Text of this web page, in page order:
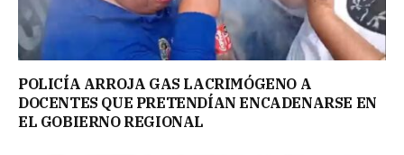
POLICÍA ARROJA GAS LACRIMÓGENO A
DOCENTES QUE PRETENDÍAN ENCADENARSE EN
EL GOBIERNO REGIONAL